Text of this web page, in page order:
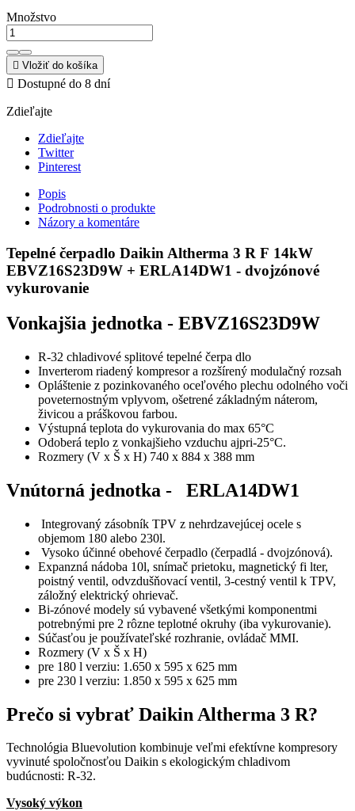
Množstvo
 Vložiť do košíka
 Dostupné do 8 dní
Zdieľajte
Zdieľajte
Twitter
Pinterest
Popis
Podrobnosti o produkte
Názory a komentáre
Tepelné čerpadlo Daikin Altherma 3 R F 14kW
EBVZ16S23D9W + ERLA14DW1 - dvojzónové
vykurovanie
Vonkajšia jednotka - EBVZ16S23D9W
R-32 chladivové splitové tepelné čerpa dlo
Inverterom riadený kompresor a rozšírený modulačný rozsah
Opláštenie z pozinkovaného oceľového plechu odolného voči
poveternostným vplyvom, ošetrené základným náterom,
živicou a práškovou farbou.
Výstupná teplota do vykurovania do max 65°C
Odoberá teplo z vonkajšieho vzduchu ajpri-25°C.
Rozmery (V x Š x H) 740 x 884 x 388 mm
Vnútorná jednotka - ERLA14DW1
Integrovaný zásobník TPV z nehrdzavejúcej ocele s
objemom 180 alebo 230l.
Vysoko účinné obehové čerpadlo (čerpadlá - dvojzónová).
Expanzná nádoba 10l, snímač prietoku, magnetický fi lter,
poistný ventil, odvzdušňovací ventil, 3-cestný ventil k TPV,
záložný elektrický ohrievač.
Bi-zónové modely sú vybavené všetkými komponentmi
potrebnými pre 2 rôzne teplotné okruhy (iba vykurovanie).
Súčasťou je používateľské rozhranie, ovládač MMI.
Rozmery (V x Š x H)
pre 180 l verziu: 1.650 x 595 x 625 mm
pre 230 l verziu: 1.850 x 595 x 625 mm
Prečo si vybrať Daikin Altherma 3 R?
Technológia Bluevolution kombinuje veľmi efektívne kompresory
vyvinuté spoločnosťou Daikin s ekologickým chladivom
budúcnosti: R-32.
Vysoký výkon